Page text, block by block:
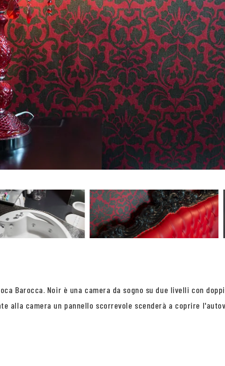
Barocca. Noir è una camera da sogno su due livelli con
alla camera un pannello scorrevole scenderà a coprire